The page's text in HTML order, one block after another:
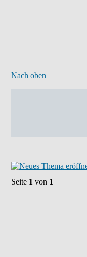
Nach oben
Seite 1 von 1